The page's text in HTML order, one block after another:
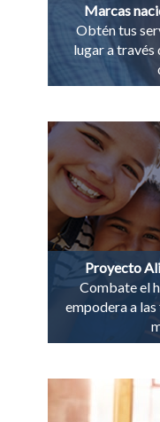
Marcas
Obtén tus
lugar a través
Proyecto
Combate el
empodera a